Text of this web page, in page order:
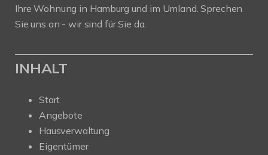
Ihre Wohnung in Hamburg und im Umland. Sprechen
Sie uns an - wir sind für Sie da.
INHALT
Start
Angebote
Hausverwaltung
Eigentümer